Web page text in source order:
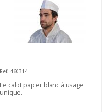
Ref. 460314
Le calot papier blanc à usage
unique.